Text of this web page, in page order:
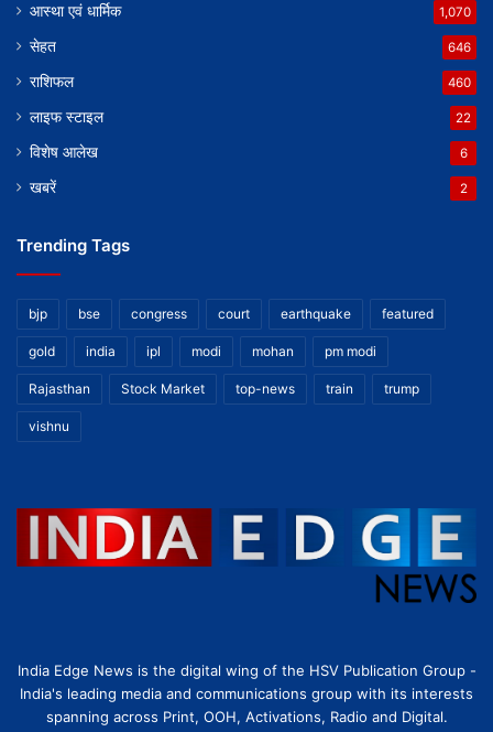
आस्था एवं धार्मिक 1,070
सेहत 646
राशिफल 460
लाइफ स्टाइल 22
विशेष आलेख 6
खबरें 2
Trending Tags
bjp bse congress court earthquake featured
gold india ipl modi mohan pm modi
Rajasthan Stock Market top-news train trump
vishnu
India Edge News is the digital wing of the HSV Publication Group -
India's leading media and communications group with its interests
spanning across Print, OOH, Activations, Radio and Digital.